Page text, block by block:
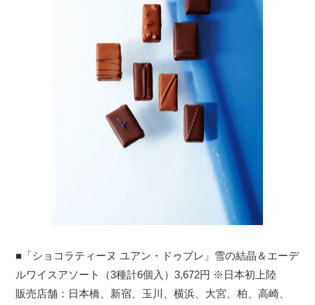
■「ショコラティーヌ ユアン・ドゥブレ」雪の結晶＆エーデ
ルワイスアソート（3種計6個入）3,672円 ※日本初上陸
販売店舗：日本橋、新宿、玉川、横浜、大宮、柏、高崎、